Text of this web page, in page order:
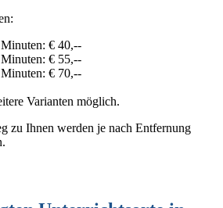
€ 40,--
€ 55,--
€ 70,--
Varianten möglich.
zu Ihnen werden je nach Entfernung